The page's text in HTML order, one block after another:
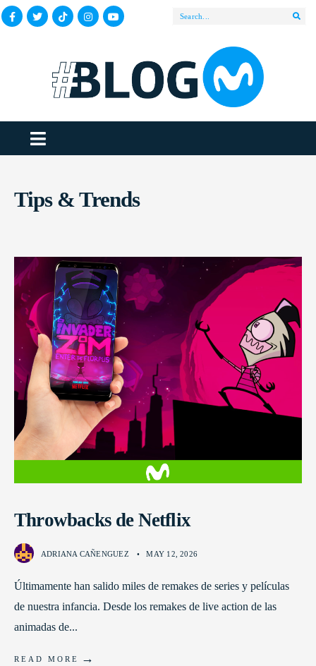
Tips & Trends
Throwbacks de Netflix
ADRIANA CAÑENGUEZ • MAY 12, 2026
Últimamente han salido miles de remakes de series y películas
de nuestra infancia. Desde los remakes de live action de las
animadas de...
READ MORE →